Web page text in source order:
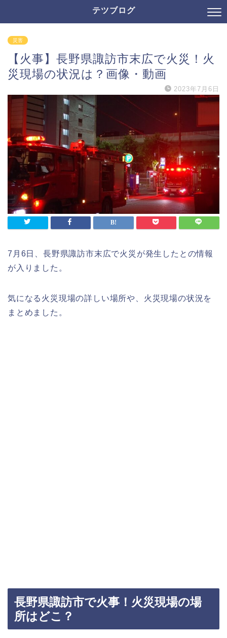
テツブログ
災害
【火事】長野県諏訪市末広で火災！火
災現場の状況は？画像・動画
2023年7月6日
7月6日、長野県諏訪市末広で火災が発生したとの情報
が入りました。
気になる火災現場の詳しい場所や、火災現場の状況を
まとめました。
長野県諏訪市で火事！火災現場の場
所はどこ？